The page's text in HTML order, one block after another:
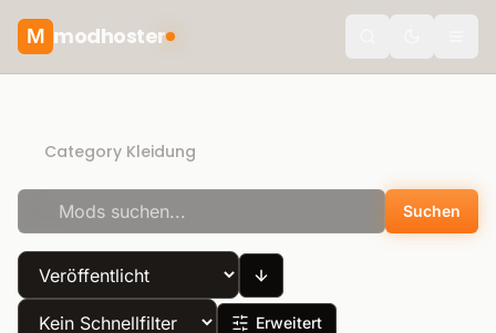
M modhoster
Category Kleidung
Suchen
Erweitert